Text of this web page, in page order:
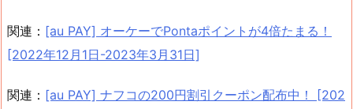
関連： [au PAY] オーケーでPontaポイントが4倍たまる！
[2022年12月1日-2023年3月31日]
関連： [au PAY] ナフコの200円割引クーポン配布中！ [202